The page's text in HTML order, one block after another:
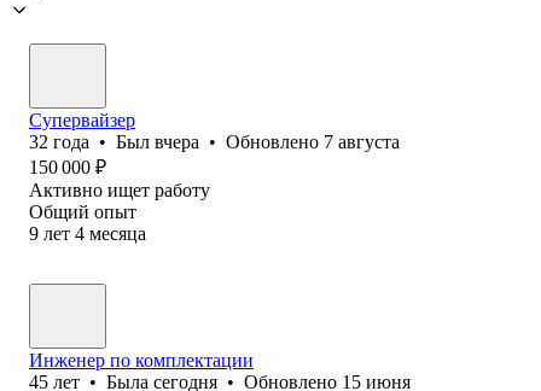
Супервайзер
32 года • Был вчера • Обновлено 7 августа
150 000 ₽
Активно ищет работу
Общий опыт
9 лет 4 месяца
Инженер по комплектации
45 лет • Была сегодня • Обновлено 15 июня